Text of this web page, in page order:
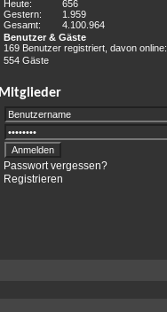
Heute:
656
Gestern:
1.959
Gesamt:
4.100.964
Benutzer & Gäste
169 Benutzer registriert, davon online:
554 Gäste
Mitglieder
Passwort vergessen?
Registrieren